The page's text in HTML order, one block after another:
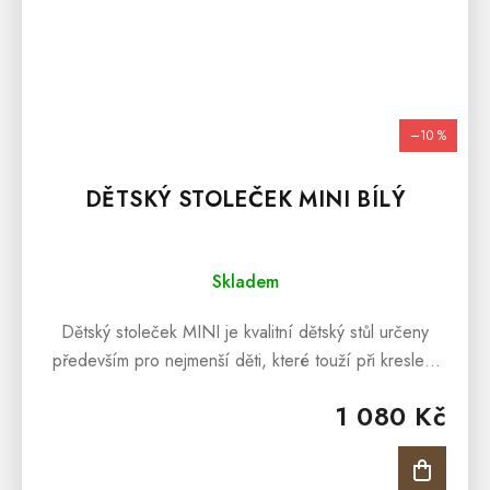
–10 %
DĚTSKÝ STOLEČEK MINI BÍLÝ
Skladem
1 080 Kč
Dětský stoleček MINI je kvalitní dětský stůl určeny
především pro nejmenší děti, které touží při kreslení